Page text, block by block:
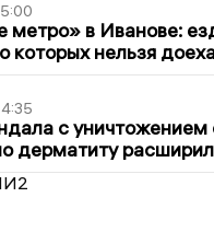
в Иванове:
которых нельзя
с
дерматиту